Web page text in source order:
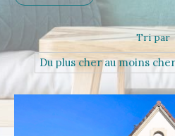
Tri par
Du plus cher au moins cher
Type de bien
Sélectionner
Budget